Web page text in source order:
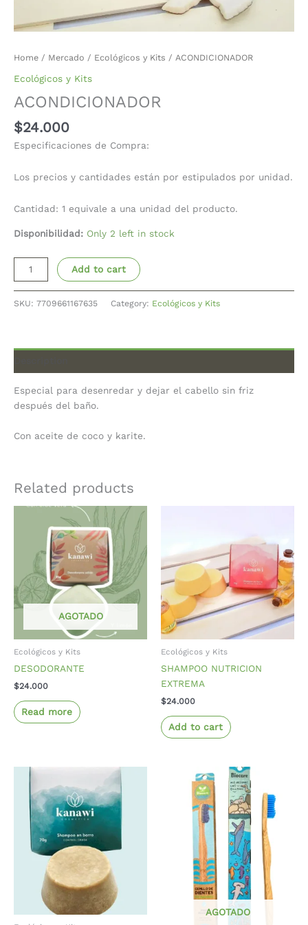
Home / Mercado / Ecológicos y Kits / ACONDICIONADOR
Ecológicos y Kits
ACONDICIONADOR
$24.000
Especificaciones de Compra:
Los precios y cantidades están por estipulados por unidad.
Cantidad: 1 equivale a una unidad del producto.
Disponibilidad: Only 2 left in stock
Add to cart
SKU: 7709661167635 Category: Ecológicos y Kits
Especial para desenredar y dejar el cabello sin friz
después del baño.
Con aceite de coco y karite.
Related products
AGOTADO
Ecológicos y Kits
DESODORANTE
$24.000
Read more
Ecológicos y Kits
SHAMPOO NUTRICION
EXTREMA
$24.000
Add to cart
AGOTADO